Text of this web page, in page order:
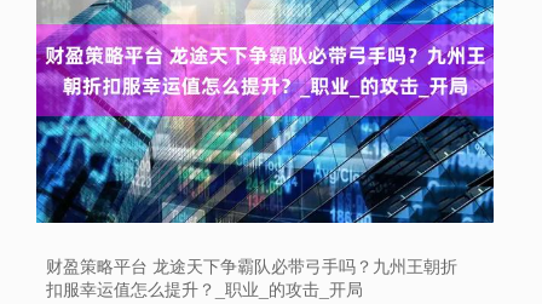
财盈策略平台 龙途天下争霸队必带弓手吗？九州王朝折
扣服幸运值怎么提升？_职业_的攻击_开局